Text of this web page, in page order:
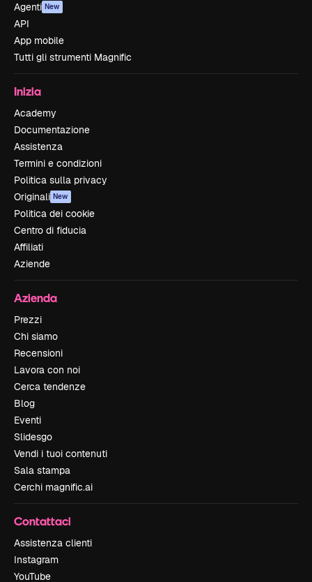
Agenti New
API
App mobile
Tutti gli strumenti Magnific
Inizia
Academy
Documentazione
Assistenza
Termini e condizioni
Politica sulla privacy
Originali New
Politica dei cookie
Centro di fiducia
Affiliati
Aziende
Azienda
Prezzi
Chi siamo
Recensioni
Lavora con noi
Cerca tendenze
Blog
Eventi
Slidesgo
Vendi i tuoi contenuti
Sala stampa
Cerchi magnific.ai
Contattaci
Assistenza clienti
Instagram
YouTube